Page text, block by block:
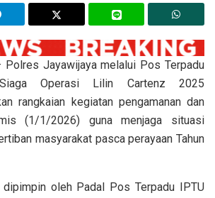
Polres Jayawijaya melalui Pos Terpadu
Operasi Lilin Cartenz 2025
rangkaian kegiatan pengamanan dan
(1/1/2026) guna menjaga situasi
masyarakat pasca perayaan Tahun
dipimpin oleh Padal Pos Terpadu IPTU